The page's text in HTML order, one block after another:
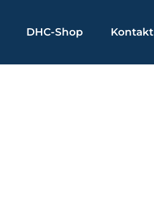
DHC-Shop Kontakt